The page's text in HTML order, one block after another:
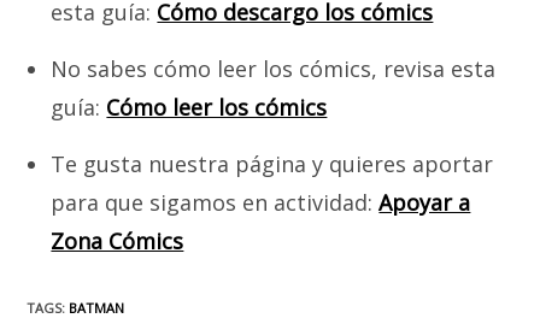
esta guía: Cómo descargo los cómics
No sabes cómo leer los cómics, revisa esta
guía: Cómo leer los cómics
Te gusta nuestra página y quieres aportar
para que sigamos en actividad:Apoyar a
Zona Cómics
TAGS: BATMAN